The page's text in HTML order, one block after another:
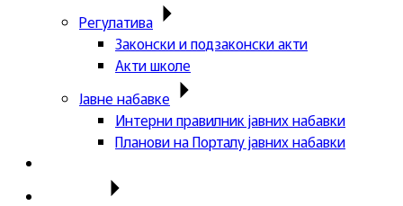
Регулатива
Законски и подзаконски акти
Акти школе
Јавне набавке
Интерни правилник јавних набавки
Планови на Порталу јавних набавки